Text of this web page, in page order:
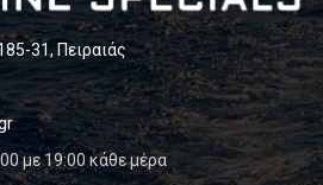
31, Πειραιάς
με 19:00 κάθε μέρα